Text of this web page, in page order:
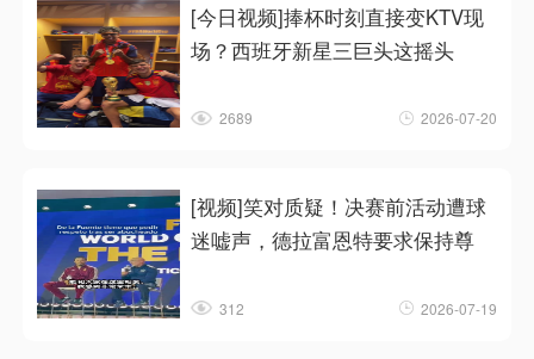
[今日视频]捧杯时刻直接变KTV现
场？西班牙新星三巨头这摇头
2689 2026-07-20
[视频]笑对质疑！决赛前活动遭球
迷嘘声，德拉富恩特要求保持尊
312 2026-07-19